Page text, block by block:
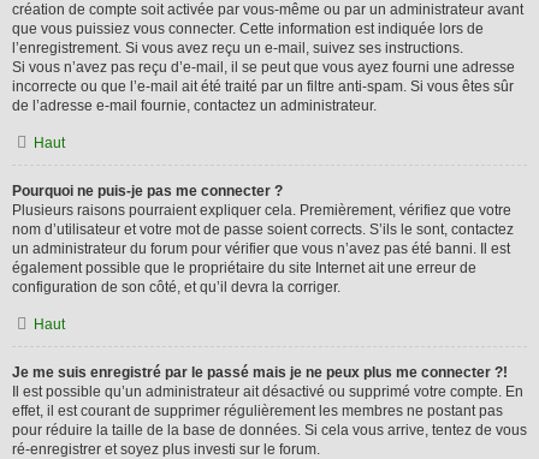
création de compte soit activée par vous-même ou par un administrateur avant
que vous puissiez vous connecter. Cette information est indiquée lors de
l’enregistrement. Si vous avez reçu un e-mail, suivez ses instructions.
Si vous n’avez pas reçu d’e-mail, il se peut que vous ayez fourni une adresse
incorrecte ou que l’e-mail ait été traité par un filtre anti-spam. Si vous êtes sûr
de l’adresse e-mail fournie, contactez un administrateur.
Haut
Pourquoi ne puis-je pas me connecter ?
Plusieurs raisons pourraient expliquer cela. Premièrement, vérifiez que votre
nom d’utilisateur et votre mot de passe soient corrects. S’ils le sont, contactez
un administrateur du forum pour vérifier que vous n’avez pas été banni. Il est
également possible que le propriétaire du site Internet ait une erreur de
configuration de son côté, et qu’il devra la corriger.
Haut
Je me suis enregistré par le passé mais je ne peux plus me connecter ?!
Il est possible qu’un administrateur ait désactivé ou supprimé votre compte. En
effet, il est courant de supprimer régulièrement les membres ne postant pas
pour réduire la taille de la base de données. Si cela vous arrive, tentez de vous
ré-enregistrer et soyez plus investi sur le forum.